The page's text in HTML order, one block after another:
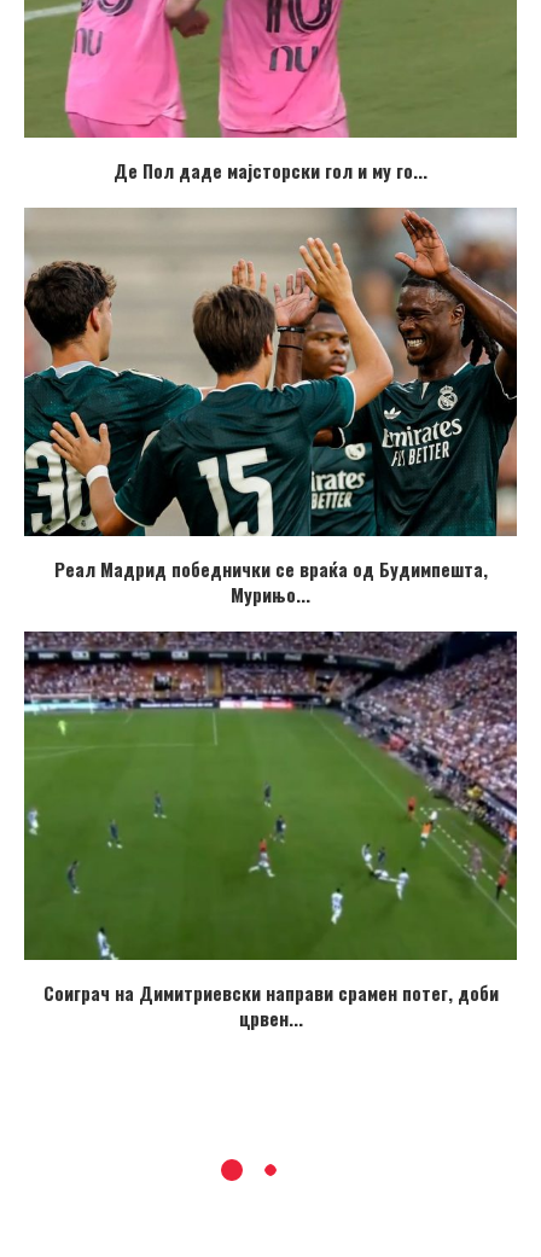
Де Пол даде мајсторски гол и му го...
Реал Мадрид победнички се враќа од Будимпешта,
Мурињо...
Соиграч на Димитриевски направи срамен потег, доби
црвен...